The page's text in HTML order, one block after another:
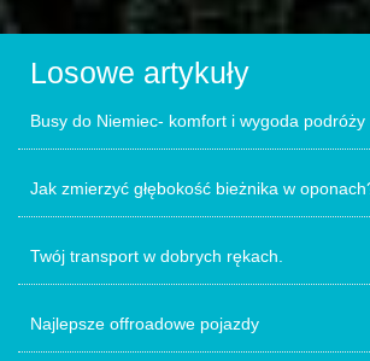
Losowe artykuły
Busy do Niemiec- komfort i wygoda podróży
Jak zmierzyć głębokość bieżnika w
Twój transport w dobrych rękach.
Najlepsze offroadowe pojazdy